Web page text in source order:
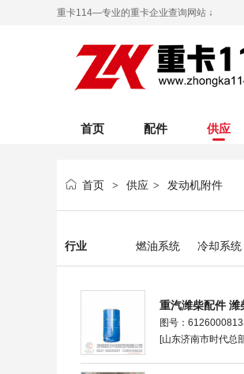
重卡114—专业的重卡企业查询网站 ↓
首页 配件 供应
首页 > 供应 > 发动机附件
行业 燃油系统 冷却系统
重汽潍柴配件
图号：
[山东济南市时代总